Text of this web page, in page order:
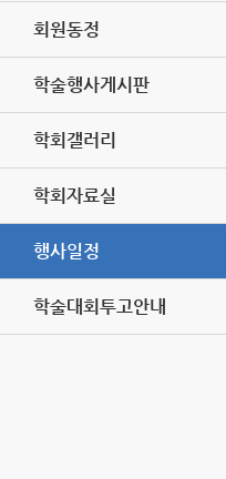
회원동정
학술행사게시판
학회갤러리
학회자료실
행사일정
학술대회투고안내